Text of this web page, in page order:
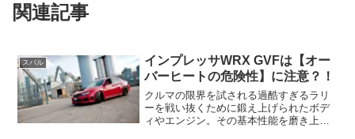
関連記事
スバル
インプレッサWRX GVFは【オー
バーヒートの危険性】に注意？！
クルマの限界を試される過酷すぎるラリ
ーを戦い抜くために鍛え上げられたボデ
ィやエンジン。その基本性能を磨き上げ